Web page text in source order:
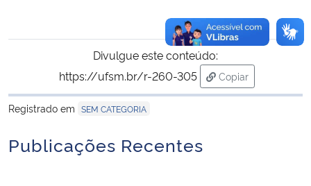
Divulgue este conteúdo:
https://ufsm.br/r-260-305
Copiar
para área de
Registrado em SEM CATEGORIA
Publicações Recentes